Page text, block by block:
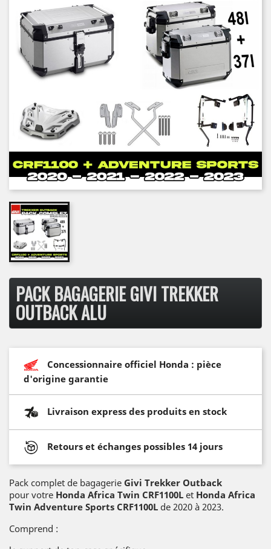
PACK BAGAGERIE GIVI TREKKER
OUTBACK ALU
Concessionnaire officiel Honda : pièce
d'origine garantie
Livraison express des produits en stock
Retours et échanges possibles 14 jours
Pack complet de bagagerie Givi Trekker Outback
pour votre Honda Africa Twin CRF1100L et Honda Africa
Twin Adventure Sports CRF1100L de 2020 à 2023.
Comprend :